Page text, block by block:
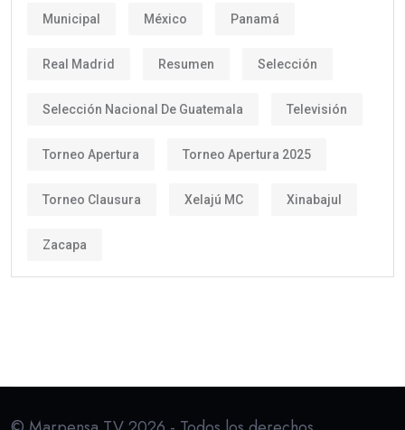
Municipal México Panamá
Real Madrid Resumen Selección
Selección Nacional De Guatemala Televisión
Torneo Apertura Torneo Apertura 2025
Torneo Clausura Xelajú MC Xinabajul
Zacapa